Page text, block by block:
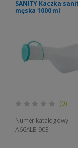
SANITY Kaczka
męska 1000 ml
(0)
Numer katalogowy:
A66ALB 903